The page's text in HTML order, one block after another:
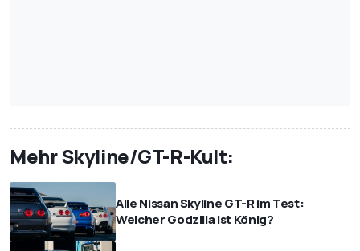
Mehr Skyline/GT-R-Kult:
Alle Nissan Skyline GT-R im Test:
Welcher Godzilla ist König?